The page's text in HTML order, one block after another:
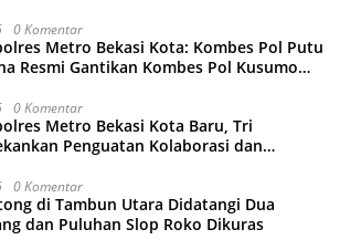
0 Komentar
Metro Bekasi Kota: Kombes Pol Putu
Resmi Gantikan Kombes Pol Kusumo
0 Komentar
Metro Bekasi Kota Baru, Tri
Penguatan Kolaborasi dan
0 Komentar
di Tambun Utara Didatangi Dua
dan Puluhan Slop Roko Dikuras